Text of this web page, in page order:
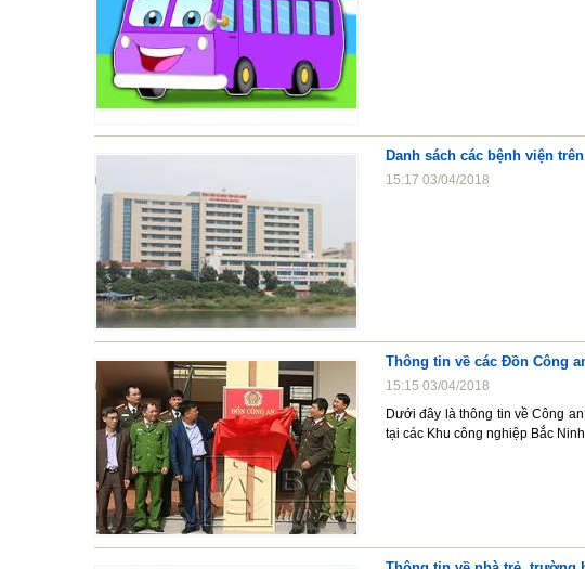
Danh sách các bệnh viện
15:17 03/04/2018
Thông tin về các Đồn Công
15:15 03/04/2018
Dưới đây là thông tin về Công
tại các Khu công nghiệp Bắc Ninh